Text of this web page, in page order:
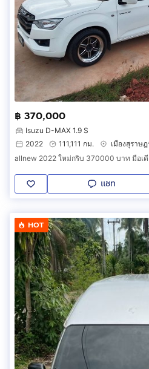
฿ 370,000
Isuzu D-MAX 1.9 S
2022
111,111 กม.
เมืองสุราษ
allnew 2022 ใหม่กริบ 370000 บาท มือเ
แชท
HOT